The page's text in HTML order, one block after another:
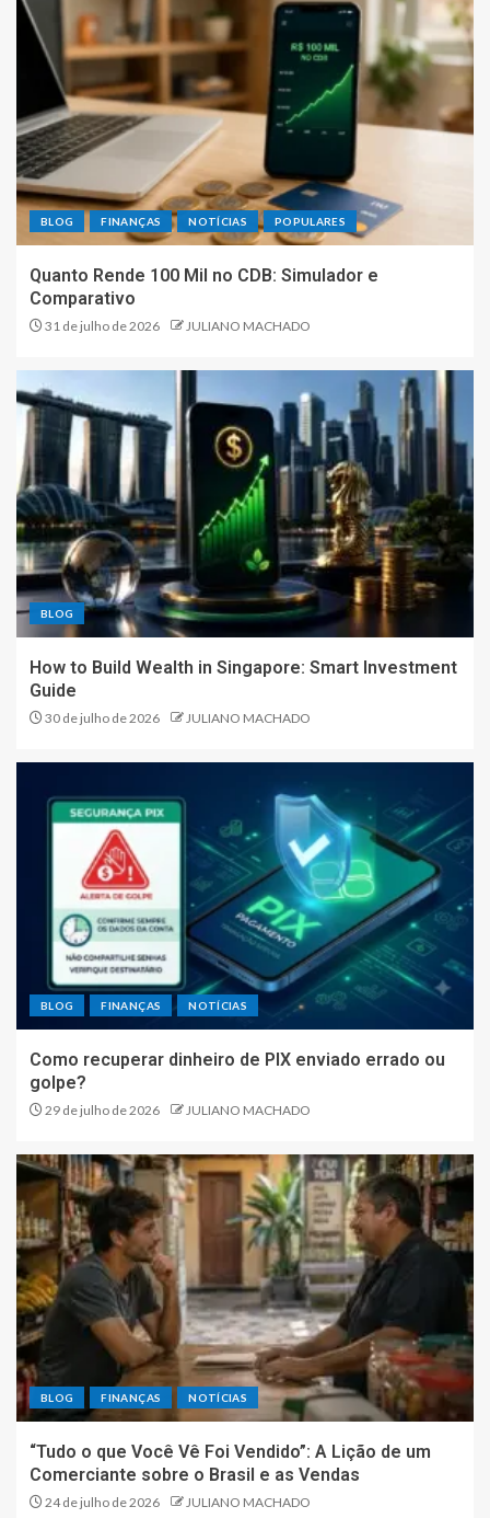
BLOG FINANÇAS NOTÍCIAS POPULARES
Quanto Rende 100 Mil no CDB: Simulador e
Comparativo
31 de julho de 2026 JULIANO MACHADO
BLOG
How to Build Wealth in Singapore: Smart Investment
Guide
30 de julho de 2026 JULIANO MACHADO
BLOG FINANÇAS NOTÍCIAS
Como recuperar dinheiro de PIX enviado errado ou
golpe?
29 de julho de 2026 JULIANO MACHADO
BLOG FINANÇAS NOTÍCIAS
“Tudo o que Você Vê Foi Vendido”: A Lição de um
Comerciante sobre o Brasil e as Vendas
24 de julho de 2026 JULIANO MACHADO